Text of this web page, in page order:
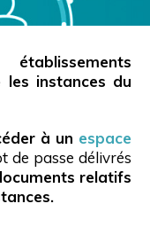
les instances du
à un espace
de passe délivrés
relatifs